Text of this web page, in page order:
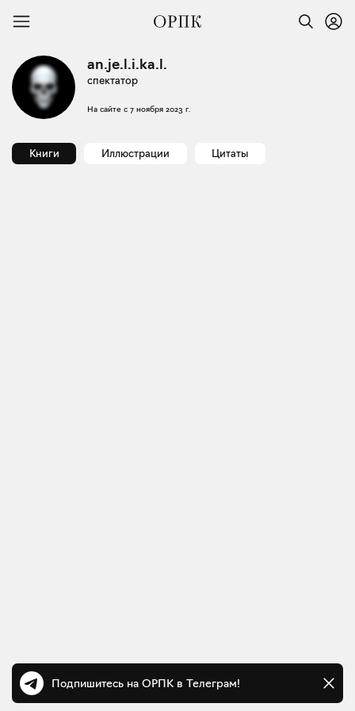
an.je.l.i.ka.l.
спектатор
На сайте с 7 ноября 2023 г.
Книги Иллюстрации Цитаты
Подпишитесь на ОРПК в Телеграм!